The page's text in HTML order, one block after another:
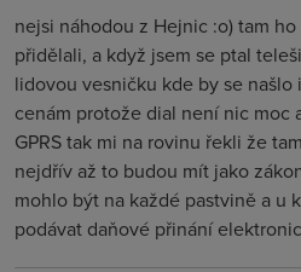
nejsi náhodou z Hejnic :o) tam
přidělali, a když jsem se ptal
lidovou vesničku kde by se našlo
cenám protože dial není nic moc
GPRS tak mi na rovinu řekli že
nejdřív až to budou mít jako
mohlo být na každé pastvině a u
podávat daňové přinání